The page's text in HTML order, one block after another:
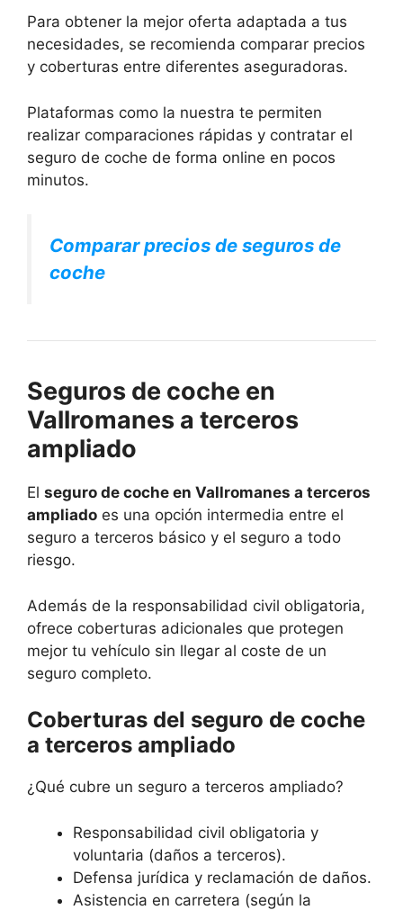
Para obtener la mejor oferta adaptada a tus
necesidades, se recomienda comparar precios
y coberturas entre diferentes aseguradoras.
Plataformas como la nuestra te permiten
realizar comparaciones rápidas y contratar el
seguro de coche de forma online en pocos
minutos.
Comparar precios de seguros de
coche
Seguros de coche en
Vallromanes a terceros
ampliado
El seguro de coche en Vallromanes a terceros
ampliado es una opción intermedia entre el
seguro a terceros básico y el seguro a todo
riesgo.
Además de la responsabilidad civil obligatoria,
ofrece coberturas adicionales que protegen
mejor tu vehículo sin llegar al coste de un
seguro completo.
Coberturas del seguro de coche
a terceros ampliado
¿Qué cubre un seguro a terceros ampliado?
Responsabilidad civil obligatoria y
voluntaria (daños a terceros).
Defensa jurídica y reclamación de daños.
Asistencia en carretera (según la